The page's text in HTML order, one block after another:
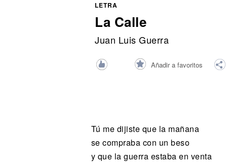
LETRA
La Calle
Juan Luis Guerra
Añadir a favoritos
Tú me dijiste que la mañana
se compraba con un beso
y que la guerra estaba en venta